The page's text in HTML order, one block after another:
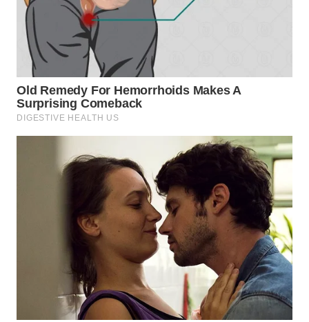
SUKABUMI
WN
PURWAKARTA
WN
PRIANGAN
TIMUR
SEMARANG
BOROBUDUR